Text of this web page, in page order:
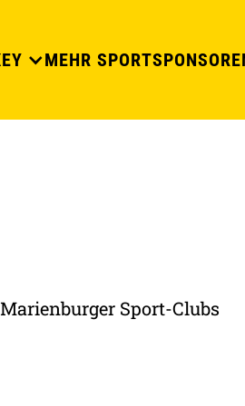
MEHR SPORT
Sport-Clubs